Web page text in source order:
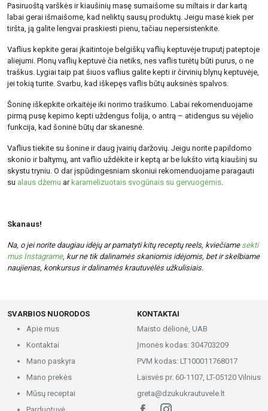
Pasiruoštą varškės ir kiaušinių masę sumaišome su miltais ir dar kartą
labai gerai išmaišome, kad neliktų sausų produktų. Jeigu masė kiek per
tiršta, ją galite lengvai praskiesti pienu, tačiau nepersistenkite.
Vaflius kepkite gerai įkaitintoje belgiškų vaflių keptuvėje truputį pateptoje
aliejumi. Plonų vaflių keptuvė čia netiks, nes vaflis turėtų būti purus, o ne
traškus. Lygiai taip pat šiuos vaflius galite kepti ir čirvinių blynų keptuvėje,
jei tokią turite. Svarbu, kad iškepęs vaflis būtų auksinės spalvos.
Šoninę iškepkite orkaitėje iki norimo traškumo. Labai rekomenduojame
pirmą pusę kepimo kepti uždengus folija, o antrą – atidengus su vėjelio
funkcija, kad šoninė būtų dar skanesnė.
Vaflius tiekite su šonine ir daug įvairių daržovių. Jeigu norite papildomo
skonio ir baltymų, ant vaflio uždėkite ir keptą ar be lukšto virtą kiaušinį su
skystu tryniu. O dar įspūdingesniam skoniui rekomenduojame paragauti
su alaus džemu arkaramelizuotais svogūnais su gervuogėmis
Skanaus!
Na, o jei norite daugiau idėjų ar pamatyti kitų receptų reels, kviečiame sekti
mus Instagrame, kur ne tik dalinamės skaniomis idėjomis, bet ir skelbiame
naujienas, konkursus ir dalinamės krautuvėlės užkulisiais.
SVARBIOS NUORODOS
Apie mus
Kontaktai
Mano paskyra
Mano prekės
Mūsų receptai
KONTAKTAI
Maisto dėlionė, UAB
Įmonės kodas: 304703209
PVM kodas: LT100011768017
Laisvės pr. 60-1107, LT-05120 Vilnius
greta@dzukukrautuvele.lt